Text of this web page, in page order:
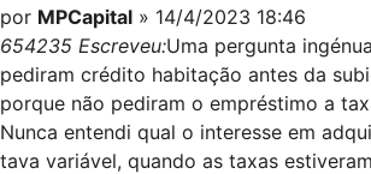
por MPCapital » 14/4/2023 18:46
654235 Escreveu:Uma pergunta
pediram crédito habitação antes da
porque não pediram o empréstimo a
Nunca entendi qual o interesse em
tava variável, quando as taxas